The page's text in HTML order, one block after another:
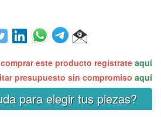
este producto regístrate aquí
presupuesto sin compromiso aquí
para elegir tus piezas?